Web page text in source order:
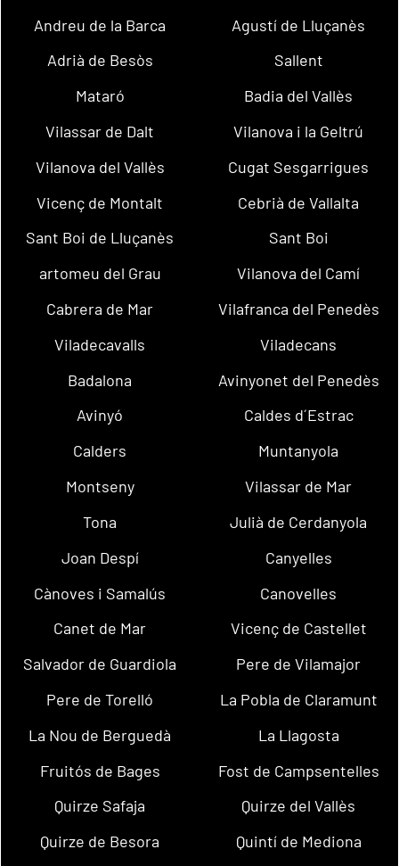
Andreu de la Barca
Agustí de Lluçanès
Adrià de Besòs
Sallent
Mataró
Badia del Vallès
Vilassar de Dalt
Vilanova i la Geltrú
Vilanova del Vallès
Cugat Sesgarrigues
Vicenç de Montalt
Cebrià de Vallalta
Sant Boi de Lluçanès
Sant Boi
artomeu del Grau
Vilanova del Camí
Cabrera de Mar
Vilafranca del Penedès
Viladecavalls
Viladecans
Badalona
Avinyonet del Penedès
Avinyó
Caldes d´Estrac
Calders
Muntanyola
Montseny
Vilassar de Mar
Tona
Julià de Cerdanyola
Joan Despí
Canyelles
Cànoves i Samalús
Canovelles
Canet de Mar
Vicenç de Castellet
Salvador de Guardiola
Pere de Vilamajor
Pere de Torelló
La Pobla de Claramunt
La Nou de Berguedà
La Llagosta
Fruitós de Bages
Fost de Campsentelles
Quirze Safaja
Quirze del Vallès
Quirze de Besora
Quintí de Mediona